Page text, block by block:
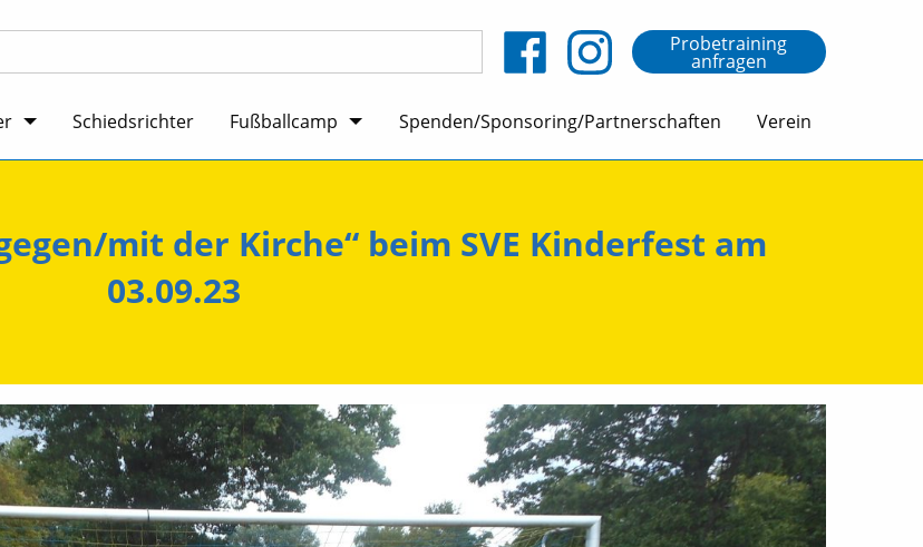
Probetraining
anfragen
Schiedsrichter Fußballcamp Spenden/Sponsoring/Partnerschaften Verein
mit der Kirche“ beim SVE Kinderfest am
03.09.23